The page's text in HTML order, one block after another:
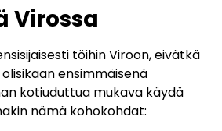
Virossa
töihin Viroon, eivätkä
ensimmäisenä
kotiuduttua mukava käydä
nämä kohokohdat: